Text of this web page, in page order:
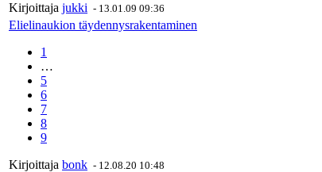
Kirjoittaja jukki - 13.01.09 09:36
Elielinaukion täydennysrakentaminen
1
…
5
6
7
8
9
Kirjoittaja bonk - 12.08.20 10:48